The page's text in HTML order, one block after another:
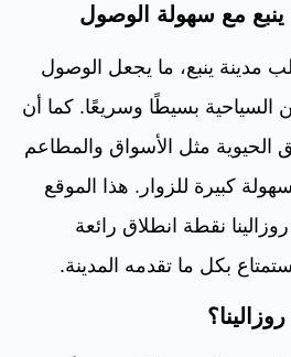
مع سهولة الوصول
مدينة ينبع، ما يجعل الوصول
السياحية بسيطًا وسريعًا. كما أن
الحيوية مثل الأسواق والمطاعم
كبيرة للزوار. هذا الموقع
نقطة انطلاق رائعة
بكل ما تقدمه المدينة.